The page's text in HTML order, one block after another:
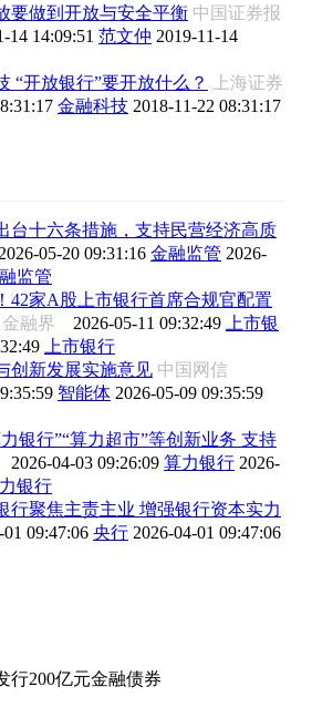
要做到开放与安全平衡 中国证券报
14 14:09:51 范文仲 2019-11-14
“开放银行”要开放什么？
上海证券
金融科技 2018-11-22 08:31:17
台十六条措施，支持民营经济高质
2026-05-20 09:31:16 金融监管 2026-
监管
42家A股上市银行首席合规官配置
金融界 2026-05-11 09:32:49
上市银
上市银行
创新发展实施意见 中国网信
智能体 2026-05-09 09:35:59
银行”“算力超市”等创新业务 支持
2026-04-03 09:26:09 算力银行 2026-
银行
行聚焦主责主业 增强银行资本实力
01 09:47:06 央行 2026-04-01 09:47:06
行200亿元金融债券